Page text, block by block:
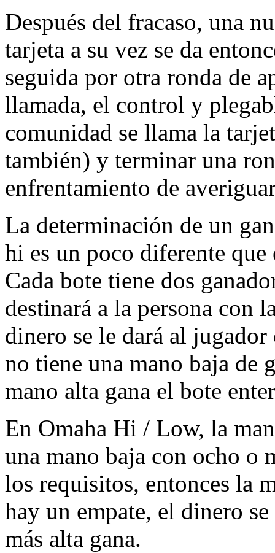
Después del fracaso, una
tarjeta a su vez se da
seguida por otra ronda de
llamada, el control y
comunidad se llama la
también) y terminar una
enfrentamiento de
La determinación de un
hi es un poco diferente
Cada bote tiene dos
destinará a la persona con
dinero se le dará al
no tiene una mano baja de
mano alta gana el bote
En Omaha Hi / Low, la
una mano baja con ocho o
los requisitos, entonces la
hay un empate, el dinero
más alta gana.